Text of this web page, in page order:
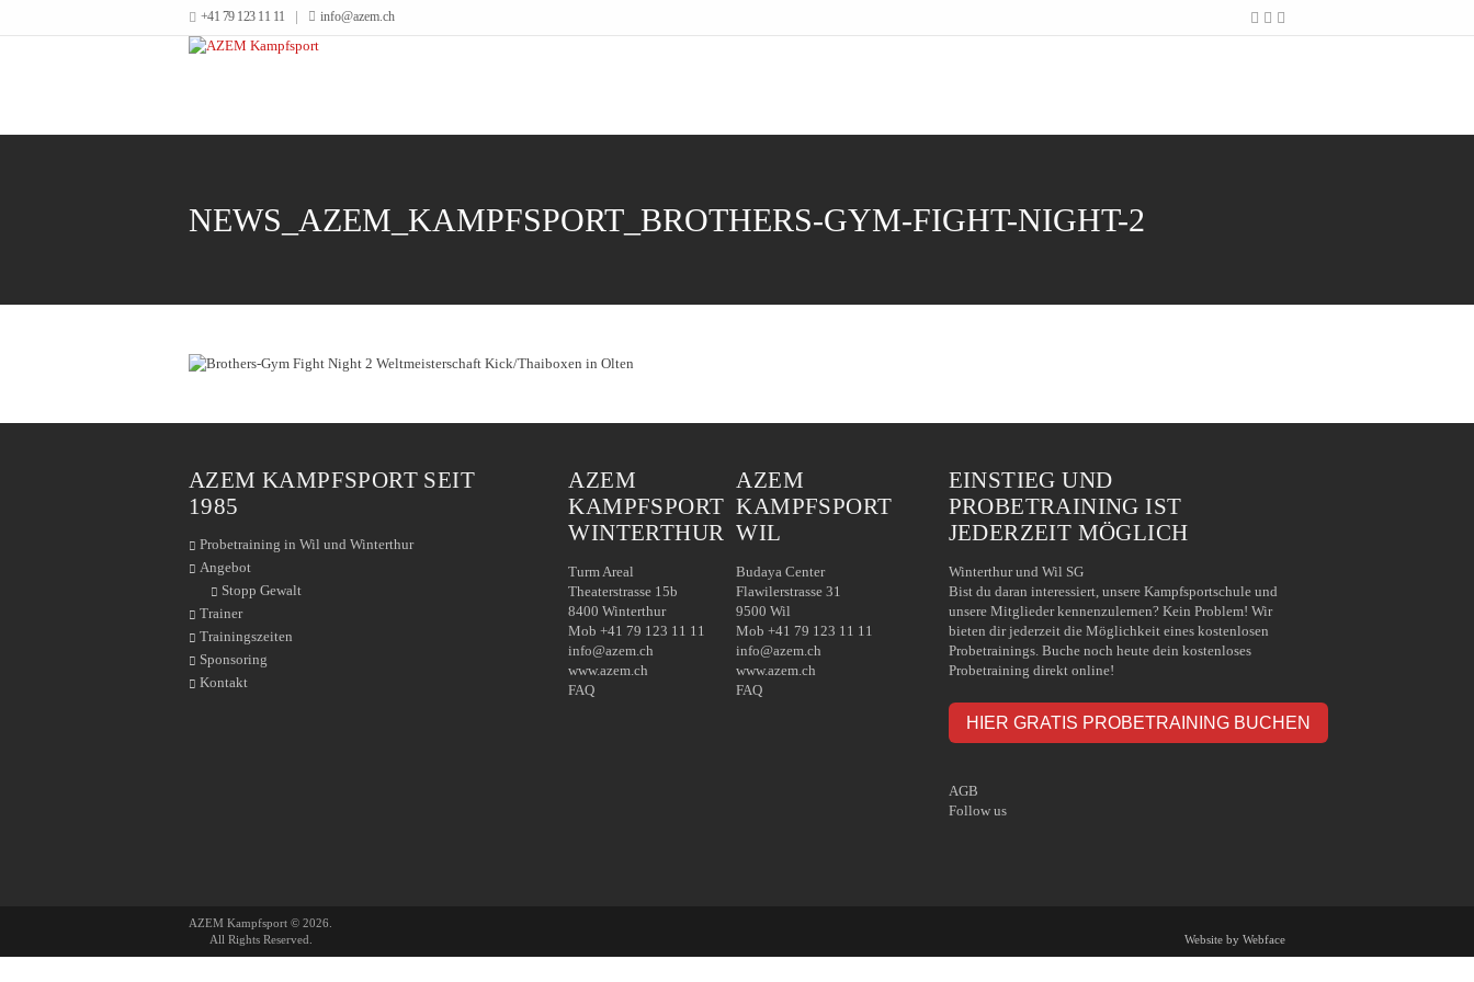
+41 79 123 11 11 info@azem.ch
NEWS_AZEM_KAMPFSPORT_BROTHERS-GYM-FIGHT-NIGHT-2
AZEM KAMPFSPORT SEIT
1985
Probetraining in Wil und Winterthur
Angebot
Stopp Gewalt
Trainer
Trainingszeiten
Sponsoring
Kontakt
AZEM
KAMPFSPORT
WINTERTHUR
Turm Areal
Theaterstrasse 15b
8400 Winterthur
Mob +41 79 123 11 11
info@azem.ch
www.azem.ch
FAQ
AZEM
KAMPFSPORT
WIL
Budaya Center
Flawilerstrasse 31
9500 Wil
Mob +41 79 123 11 11
info@azem.ch
www.azem.ch
FAQ
EINSTIEG UND
PROBETRAINING IST
JEDERZEIT MÖGLICH
Winterthur und Wil SG
Bist du daran interessiert, unsere Kampfsportschule und
unsere Mitglieder kennenzulernen? Kein Problem! Wir
bieten dir jederzeit die Möglichkeit eines kostenlosen
Probetrainings. Buche noch heute dein kostenloses
Probetraining direkt online!
HIER GRATIS PROBETRAINING BUCHEN
AGB
Follow us
AZEM Kampfsport © 2026.
All Rights Reserved.
Website by Webface